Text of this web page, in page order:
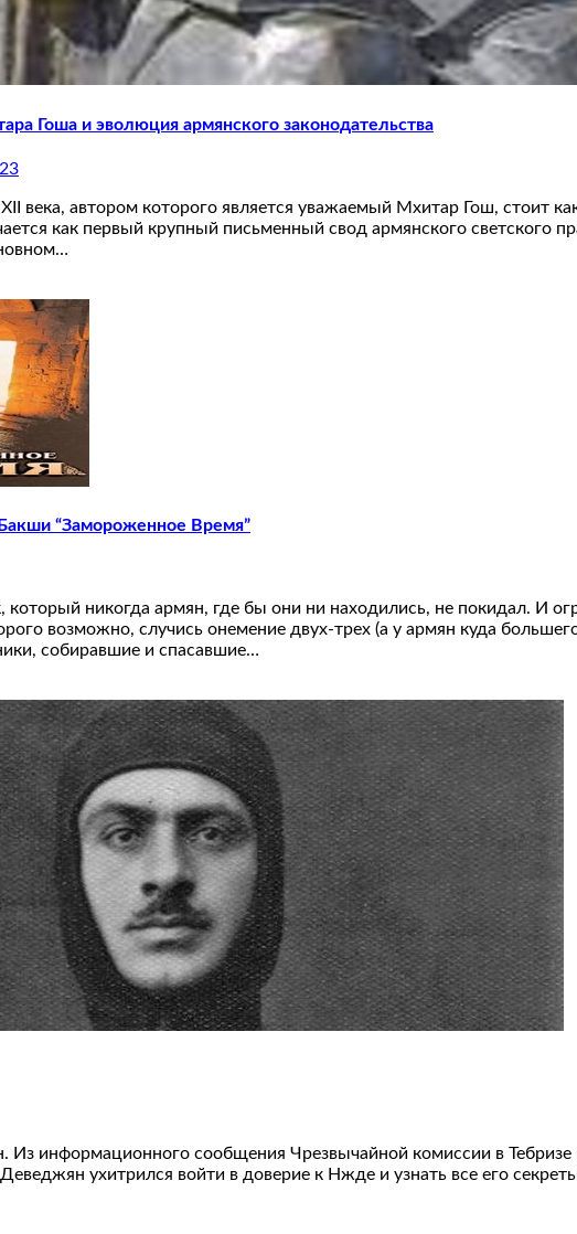
Гоша и эволюция армянского законодательства
века, автором которого является уважаемый Мхитар Гош, стоит
как первый крупный письменный свод армянского светского
“Замороженное Время”
который никогда армян, где бы они ни находились, не покидал. И
возможно, случись онемение двух-трех (а у армян куда
собиравшие и спасавшие…
Из информационного сообщения Чрезвычайной комиссии в
ухитрился войти в доверие к Нжде и узнать все его